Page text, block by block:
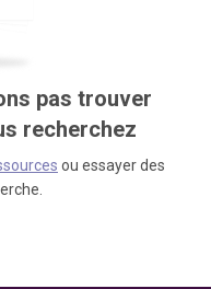
pas trouver
recherchez
ou essayer des